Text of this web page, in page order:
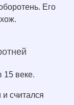
Его
веке.
считался